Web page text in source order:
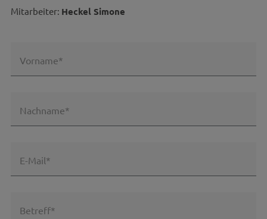
Mitarbeiter: Heckel Simone
Vorname*
Nachname*
E-Mail*
Betreff*